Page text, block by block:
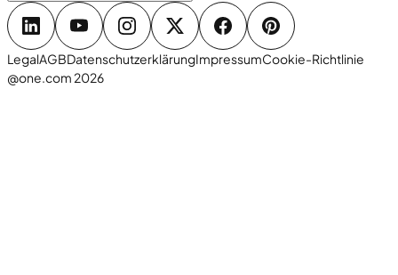
LegalAGBDatenschutzerklärungImpressumCookie-Richtlinie
@one.com 2026